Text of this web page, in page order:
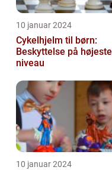
10 januar 2024
Cykelhjelm til børn:
Beskyttelse på højeste
niveau
10 januar 2024